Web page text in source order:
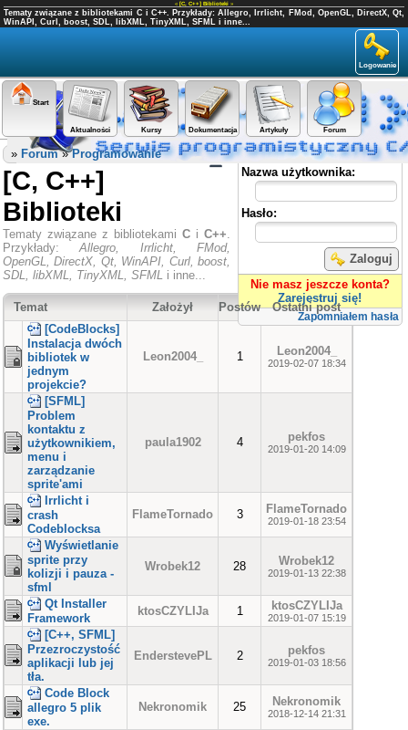
« [C, C++] Biblioteki »
Tematy związane z bibliotekami C i C++. Przykłady: Allegro, Irrlicht, FMod, OpenGL, DirectX, Qt,
WinAPI, Curl, boost, SDL, libXML, TinyXML, SFML i inne...
Logowanie
Start
Aktualności Kursy Dokumentacja Artykuły Forum
Panel użytkownika
Nazwa użytkownika:
Hasło:
Zaloguj
Nie masz jeszcze konta?
Zarejestruj się!
Zapomniałem hasła
» Forum»Programowanie
[C, C++]
Biblioteki
Tematy związane z bibliotekami C i C++.
Przykłady:Allegro, Irrlicht, FMod,
OpenGL, DirectX, Qt, WinAPI, Curl, boost,
SDL, libXML, TinyXML, SFML i inne...
Temat Założył Postów
Ostatni post
[CodeBlocks]
Instalacja dwóch
bibliotek w
jednym
projekcie?
Leon2004_ 1 Leon2004_
2019-02-07 18:34
[SFML]
Problem
kontaktu z
użytkownikiem,
menu i
zarządzanie
sprite'ami
paula1902 4 pekfos
2019-01-20 14:09
Irrlicht i
crash
Codeblocksa
FlameTornado 3 FlameTornado
2019-01-18 23:54
Wyświetlanie
sprite przy
kolizji i pauza -
sfml
Wrobek12 28 Wrobek12
2019-01-13 22:38
Qt Installer
Framework
ktosCZYLIJa 1 ktosCZYLIJa
2019-01-07 15:19
[C++, SFML]
Przezroczystość
aplikacji lub jej
tła.
EnderstevePL 2 pekfos
2019-01-03 18:56
Code Block
allegro 5 plik
exe.
Nekronomik 25 Nekronomik
2018-12-14 21:31